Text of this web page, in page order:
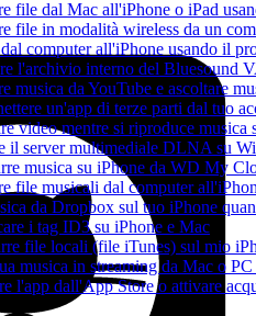
file dal Mac all'iPhone o iPad
file in modalità wireless da un
computer all'iPhone usando il
l'archivio interno del Bluesound
musica da YouTube e ascoltare
un'app di terze parti dal tuo
video mentre si riproduce musica
il server multimediale DLNA su
musica su iPhone da WD My
file musicali dal computer
da Dropbox sul tuo iPhone
i tag ID3 su iPhone e Mac
file locali (file iTunes) sul mio
musica in streaming da Mac o
l'app dall'App Store o attivare